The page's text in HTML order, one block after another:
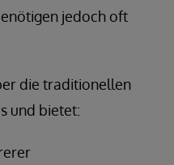
jedoch oft
die traditionellen
und bietet: